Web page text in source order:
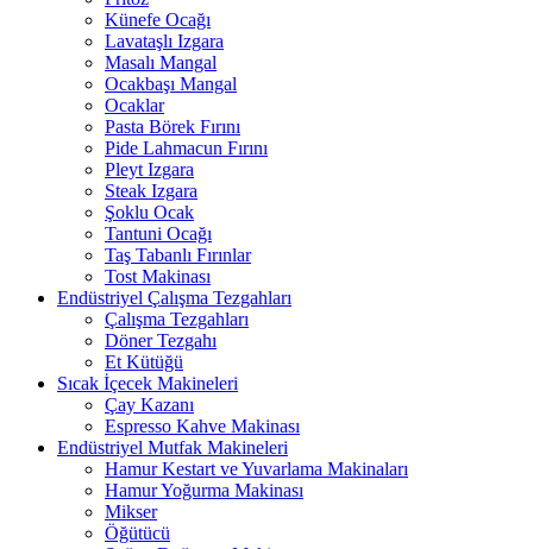
Künefe Ocağı
Lavataşlı Izgara
Masalı Mangal
Ocakbaşı Mangal
Ocaklar
Pasta Börek Fırını
Pide Lahmacun Fırını
Pleyt Izgara
Steak Izgara
Şoklu Ocak
Tantuni Ocağı
Taş Tabanlı Fırınlar
Tost Makinası
Endüstriyel Çalışma Tezgahları
Çalışma Tezgahları
Döner Tezgahı
Et Kütüğü
Sıcak İçecek Makineleri
Çay Kazanı
Espresso Kahve Makinası
Endüstriyel Mutfak Makineleri
Hamur Kestart ve Yuvarlama Makinaları
Hamur Yoğurma Makinası
Mikser
Öğütücü